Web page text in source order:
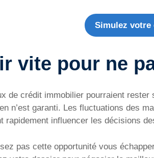
Simulez votre
vite pour ne
de crédit immobilier pourraient
n’est garanti. Les fluctuations des
rapidement influencer les décisions
pas cette opportunité vous